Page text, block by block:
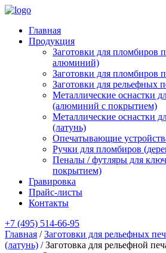
Главная
Продукция
Заготовки для пломбиров
алюминий)
Заготовки для пломбиров
Заготовки для рельефных
Металлические оснастки
(алюминий с покрытием)
Металлические оснастки
(латунь)
Опечатывающие
Ручки для пломбиров
Пеналы / футляры для
покрытием)
Гравировка
Прайс-листы
Контакты
+7 (495) 514-66-95
Главная /Заготовки для рельефных
(латунь) / Заготовка для рельефной